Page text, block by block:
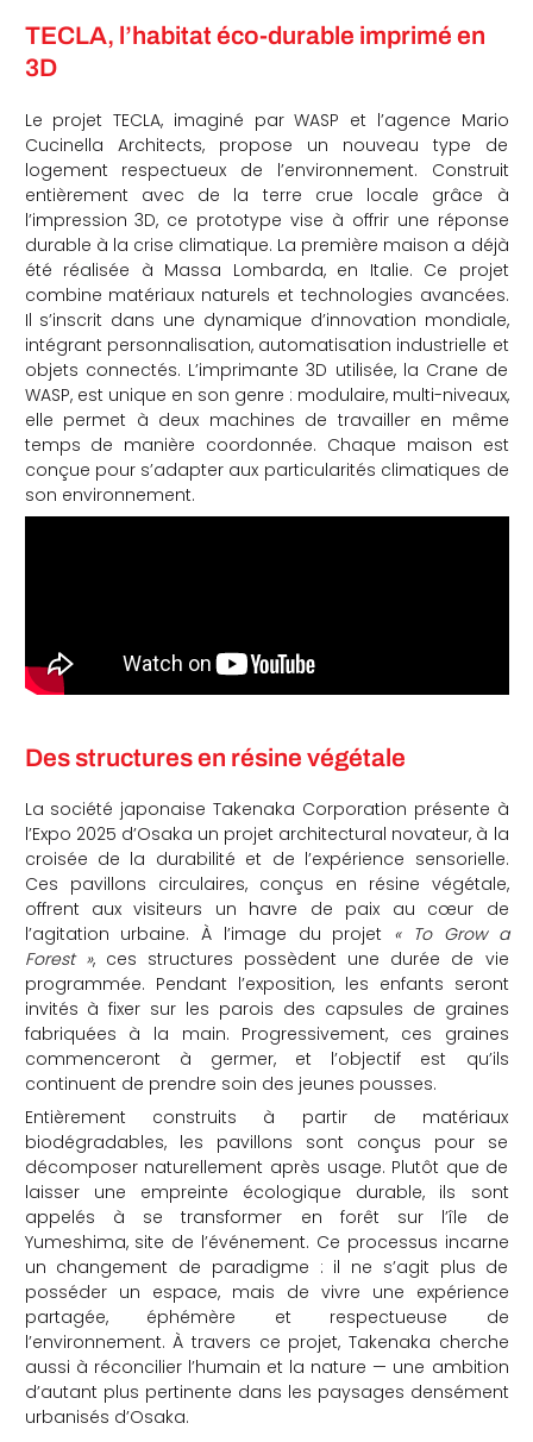
TECLA, l’habitat éco-durable imprimé en
3D
Le projet TECLA, imaginé par WASP et l’agence Mario
Cucinella Architects, propose un nouveau type de
logement respectueux de l’environnement. Construit
entièrement avec de la terre crue locale grâce à
l’impression 3D, ce prototype vise à offrir une réponse
durable à la crise climatique. La première maison a déjà
été réalisée à Massa Lombarda, en Italie. Ce projet
combine matériaux naturels et technologies avancées.
Il s’inscrit dans une dynamique d’innovation mondiale,
intégrant personnalisation, automatisation industrielle et
objets connectés. L’imprimante 3D utilisée, la Crane de
WASP, est unique en son genre : modulaire, multi-niveaux,
elle permet à deux machines de travailler en même
temps de manière coordonnée. Chaque maison est
conçue pour s’adapter aux particularités climatiques de
son environnement.
Des structures en résine végétale
La société japonaise Takenaka Corporation présente à
l’Expo 2025 d’Osaka un projet architectural novateur, à la
croisée de la durabilité et de l’expérience sensorielle.
Ces pavillons circulaires, conçus en résine végétale,
offrent aux visiteurs un havre de paix au cœur de
l’agitation urbaine. À l’image du projet « To Grow a
Forest », ces structures possèdent une durée de vie
programmée. Pendant l’exposition, les enfants seront
invités à fixer sur les parois des capsules de graines
fabriquées à la main. Progressivement, ces graines
commenceront à germer, et l’objectif est qu’ils
continuent de prendre soin des jeunes pousses.
Entièrement construits à partir de matériaux
biodégradables, les pavillons sont conçus pour se
décomposer naturellement après usage. Plutôt que de
laisser une empreinte écologique durable, ils sont
appelés à se transformer en forêt sur l’île de
Yumeshima, site de l’événement. Ce processus incarne
un changement de paradigme : il ne s’agit plus de
posséder un espace, mais de vivre une expérience
partagée, éphémère et respectueuse de
l’environnement. À travers ce projet, Takenaka cherche
aussi à réconcilier l’humain et la nature — une ambition
d’autant plus pertinente dans les paysages densément
urbanisés d’Osaka.